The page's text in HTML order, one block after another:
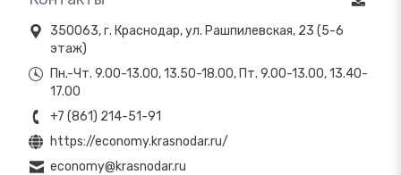
350063, г. Краснодар, ул. Рашпилевская, 23 (5-6
этаж)
Пн.-Чт. 9.00-13.00, 13.50-18.00, Пт. 9.00-13.00, 13.40-
17.00
+7 (861) 214-51-91
https://economy.krasnodar.ru/
economy@krasnodar.ru